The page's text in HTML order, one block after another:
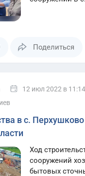
Поделиться
12 июл 2022 в 11:14
в с. Перхушково
Ход
сооружений
бытовых